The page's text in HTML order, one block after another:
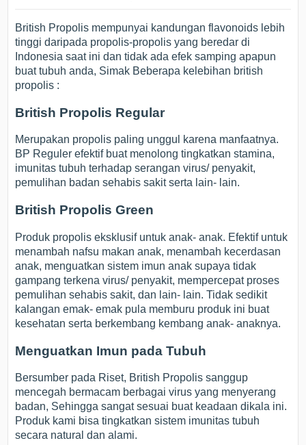
British Propolis mempunyai kandungan flavonoids lebih
tinggi daripada propolis-propolis yang beredar di
Indonesia saat ini dan tidak ada efek samping apapun
buat tubuh anda, Simak Beberapa kelebihan british
propolis :
British Propolis Regular
Merupakan propolis paling unggul karena manfaatnya.
BP Reguler efektif buat menolong tingkatkan stamina,
imunitas tubuh terhadap serangan virus/ penyakit,
pemulihan badan sehabis sakit serta lain- lain.
British Propolis Green
Produk propolis eksklusif untuk anak- anak. Efektif untuk
menambah nafsu makan anak, menambah kecerdasan
anak, menguatkan sistem imun anak supaya tidak
gampang terkena virus/ penyakit, mempercepat proses
pemulihan sehabis sakit, dan lain- lain. Tidak sedikit
kalangan emak- emak pula memburu produk ini buat
kesehatan serta berkembang kembang anak- anaknya.
Menguatkan Imun pada Tubuh
Bersumber pada Riset, British Propolis sanggup
mencegah bermacam berbagai virus yang menyerang
badan, Sehingga sangat sesuai buat keadaan dikala ini.
Produk kami bisa tingkatkan sistem imunitas tubuh
secara natural dan alami.